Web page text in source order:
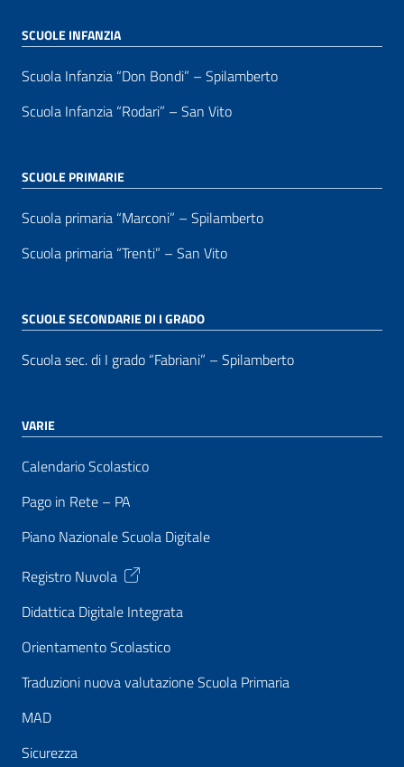
SCUOLE INFANZIA
Scuola Infanzia “Don Bondi” – Spilamberto
Scuola Infanzia “Rodari” – San Vito
SCUOLE PRIMARIE
Scuola primaria “Marconi” – Spilamberto
Scuola primaria “Trenti” – San Vito
SCUOLE SECONDARIE DI I GRADO
Scuola sec. di I grado “Fabriani” – Spilamberto
VARIE
Calendario Scolastico
Pago in Rete – PA
Piano Nazionale Scuola Digitale
Registro Nuvola
Didattica Digitale Integrata
Orientamento Scolastico
Traduzioni nuova valutazione Scuola Primaria
MAD
Sicurezza